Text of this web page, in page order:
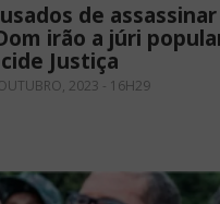
de
irão a júri
Justiça
2023 - 16H29